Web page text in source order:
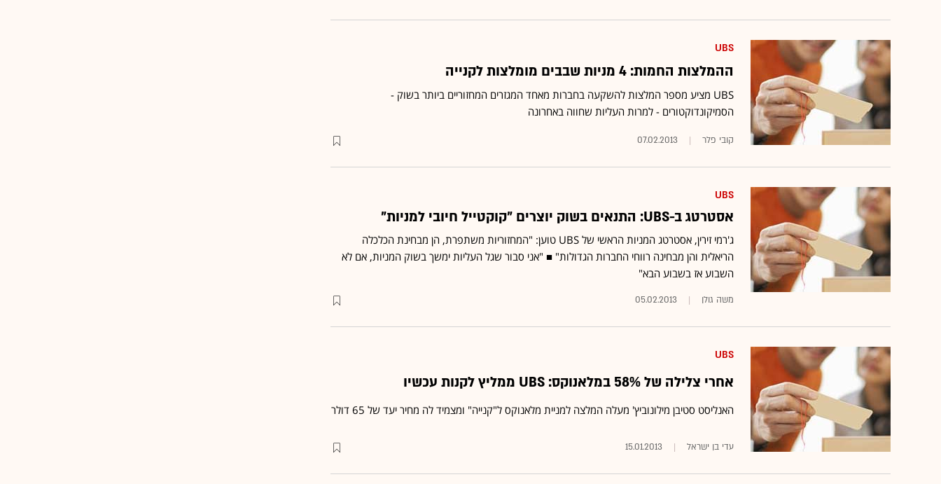
UBS
ההמלצות החמות: 4 מניות שבבים מומלצות לקנייה
UBS מציע מספר המלצות להשקעה בחברות מאחד המגזרים המחזוריים ביותר בשוק -
הסמיקונדוקטורים - למרות העליות שחווה באחרונה
קובי פלר 07.02.2013
UBS
אסטרטג ב-UBS: התנאים בשוק יוצרים "קוקטייל חיובי למניות"
ג'רמי זירין, אסטרטג המניות הראשי של UBS טוען: "המחזוריות משתפרת, הן מבחינת הכלכלה
הריאלית והן מבחינה רווחי החברות הגדולות" ■ "אני סבור שגל העליות ימשך בשוק המניות, אם לא
השבוע אז בשבוע הבא"
משה גולן 05.02.2013
UBS
אחרי צלילה של 58% במלאנוקס: UBS ממליץ לקנות עכשיו
האנליסט סטיבן מילונוביץ' מעלה המלצה למניית מלאנוקס ל"קנייה" ומצמיד לה מחיר יעד של 65 דולר
עדי בן ישראל 15.01.2013